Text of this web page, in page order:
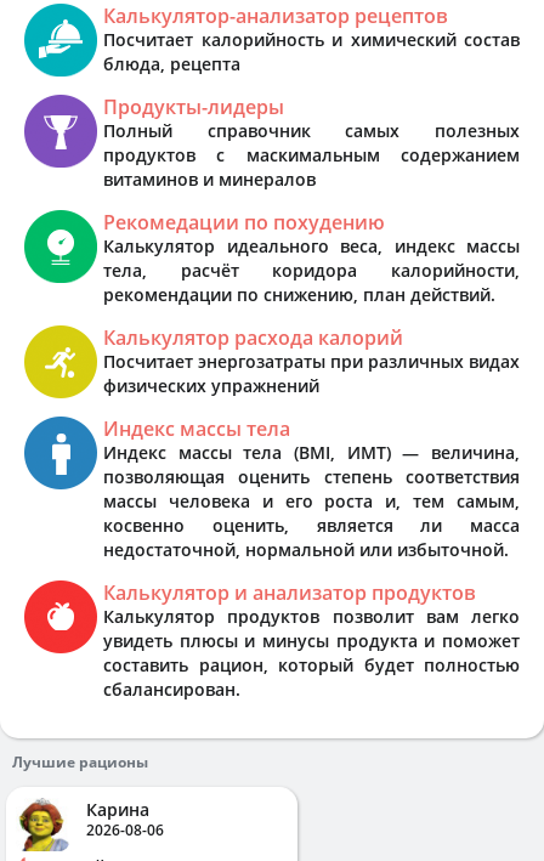
Калькулятор-анализатор рецептов
Посчитает калорийность и химический состав
блюда, рецепта
Продукты-лидеры
Полный справочник самых полезных
продуктов с маскимальным содержанием
витаминов и минералов
Рекомедации по похудению
Калькулятор идеального веса, индекс массы
тела, расчёт коридора калорийности,
рекомендации по снижению, план действий.
Калькулятор расхода калорий
Посчитает энергозатраты при различных видах
физических упражнений
Индекс массы тела
Индекс массы тела (BMI, ИМТ) — величина,
позволяющая оценить степень соответствия
массы человека и его роста и, тем самым,
косвенно оценить, является ли масса
недостаточной, нормальной или избыточной.
Калькулятор и анализатор продуктов
Калькулятор продуктов позволит вам легко
увидеть плюсы и минусы продукта и поможет
составить рацион, который будет полностью
сбалансирован.
Лучшие рационы
Карина
2026-08-06